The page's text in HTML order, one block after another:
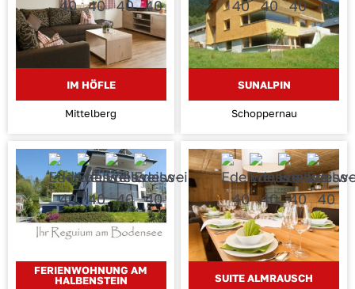
IM HÖFLE
Mittelberg
SUNALPIN
Schoppernau
FERIENWOHNUNG AM
HALBENSTEIN
SUITE ALMRAUSCH